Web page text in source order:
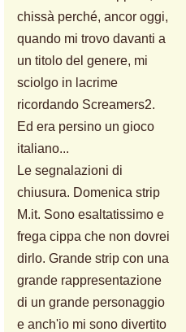
chissà perché, ancor oggi,
quando mi trovo davanti a
un titolo del genere, mi
sciolgo in lacrime
ricordando Screamers2.
Ed era persino un gioco
italiano...
Le segnalazioni di
chiusura. Domenica strip
M.it. Sono esaltatissimo e
frega cippa che non dovrei
dirlo. Grande strip con una
grande rappresentazione
di un grande personaggio
e anch'io mi sono divertito